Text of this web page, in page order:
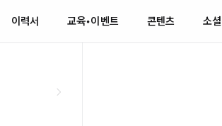
이력서 교육•이벤트 콘텐츠 소셜